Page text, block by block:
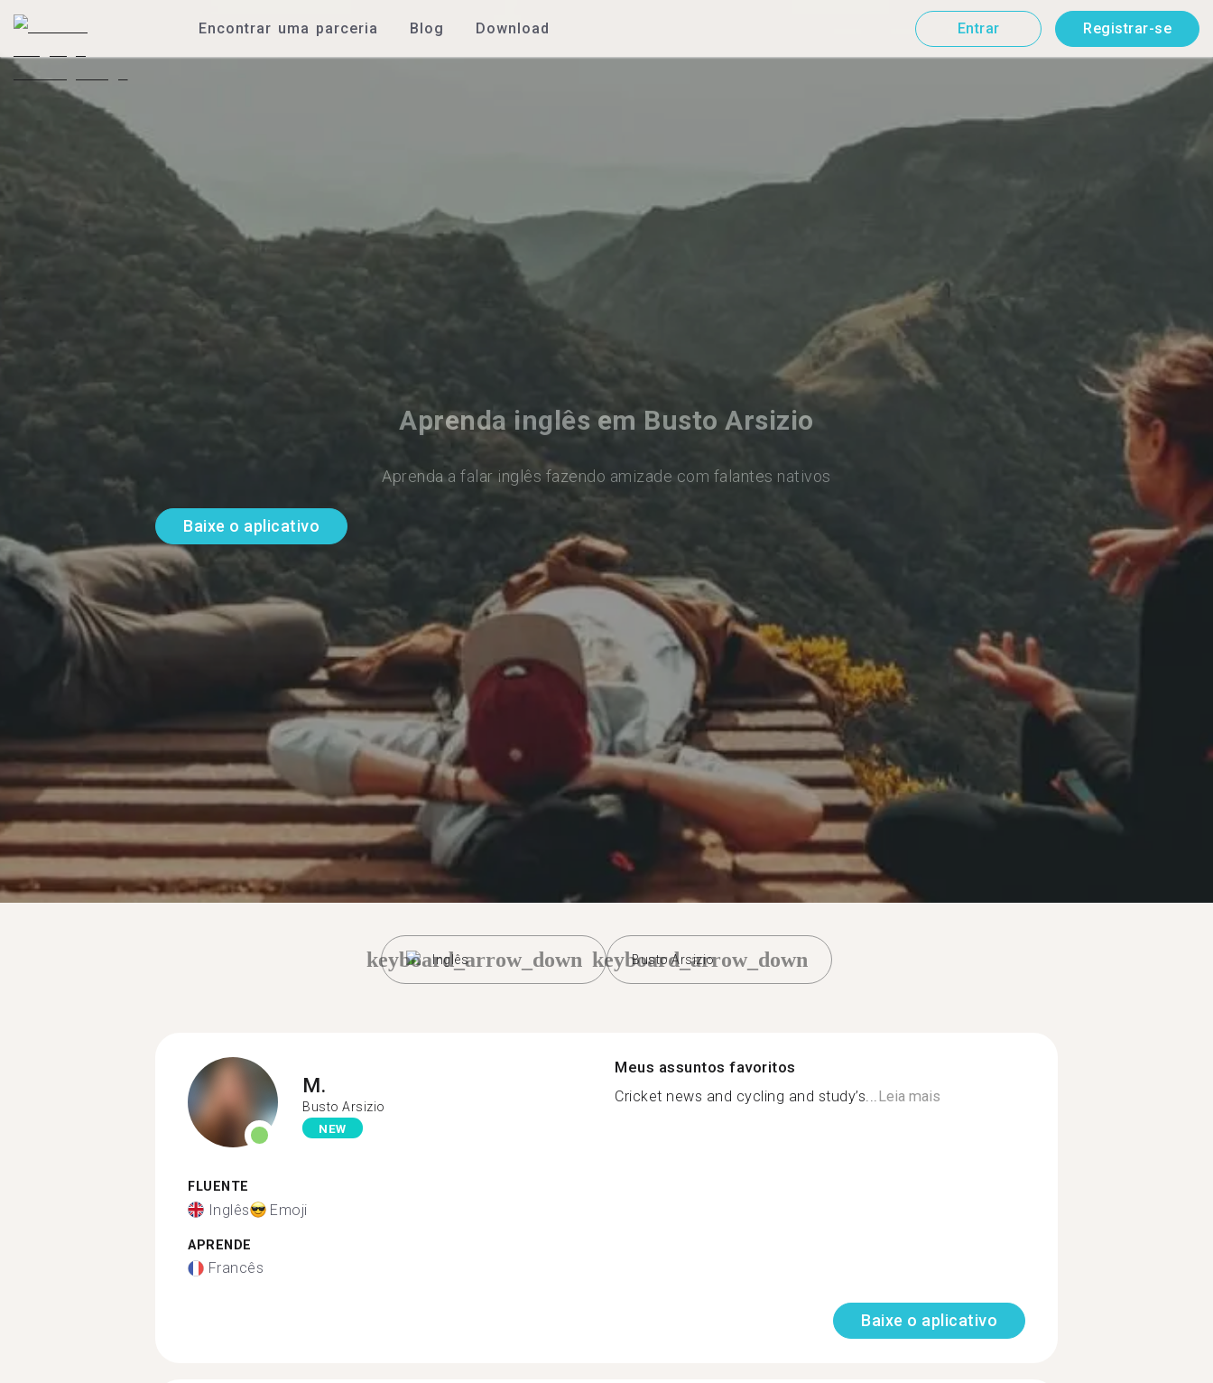
Encontrar uma parceria Blog Download Entrar Registrar-se
Aprenda inglês em Busto Arsizio
Aprenda a falar inglês fazendo amizade com falantes nativos
Baixe o aplicativo
Inglês
keyboard_arrow_down Busto Arsizio
keyboard_arrow_down
M.
Busto Arsizio
NEW
FLUENTE
Inglês Emoji
APRENDE
Francês
Meus assuntos favoritos
Cricket news and cycling and study’s...Leia mais
Baixe o aplicativo